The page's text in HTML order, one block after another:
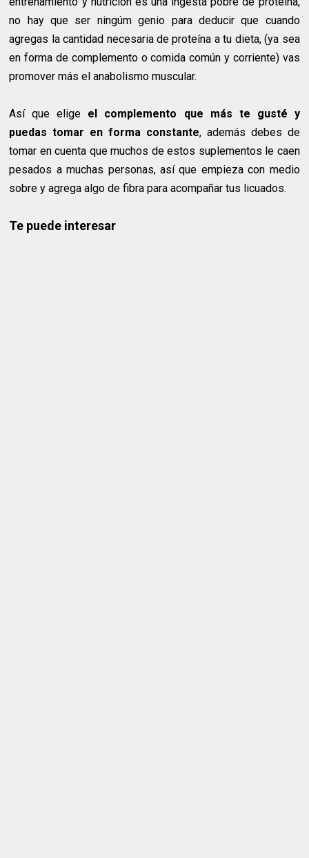
no hay que ser ningúm genio para deducir que cuando
agregas la cantidad necesaria de proteína a tu dieta, (ya sea
en forma de complemento o comida común y corriente) vas
promover más el anabolismo muscular.
Así que elige el complemento que más te gusté y
puedas tomar en forma constante, además debes de
tomar en cuenta que muchos de estos suplementos le caen
pesados a muchas personas, así que empieza con medio
sobre y agrega algo de fibra para acompañar tus licuados.
Te puede interesar